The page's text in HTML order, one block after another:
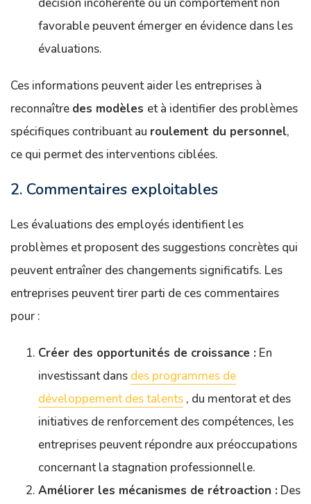
favorable peuvent émerger en évidence dans les
évaluations.
Ces informations peuvent aider les entreprises à
reconnaître des modèles et à identifier des problèmes
spécifiques contribuant au roulement du personnel,
ce qui permet des interventions ciblées.
2. Commentaires exploitables
Les évaluations des employés identifient les
problèmes et proposent des suggestions concrètes qui
peuvent entraîner des changements significatifs. Les
entreprises peuvent tirer parti de ces commentaires
pour :
Créer des opportunités de croissance : En
investissant dans des programmes de
développement des talents , du mentorat et des
initiatives de renforcement des compétences, les
entreprises peuvent répondre aux préoccupations
concernant la stagnation professionnelle.
Améliorer les mécanismes de rétroaction : Des